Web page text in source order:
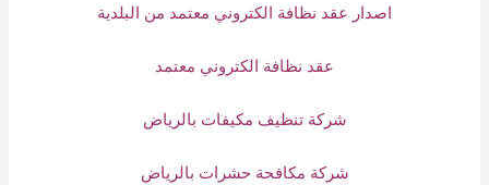
اصدار عقد نظافة الكتروني معتمد من البلدية
عقد نظافة الكتروني معتمد
شركة تنظيف مكيفات بالرياض
شركة مكافحة حشرات بالرياض